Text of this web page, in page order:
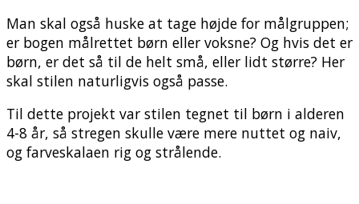
Man skal også huske at tage højde for målgruppen;
er bogen målrettet børn eller voksne? Og hvis det er
børn, er det så til de helt små, eller lidt større? Her
skal stilen naturligvis også passe.
Til dette projekt var stilen tegnet til børn i alderen
4-8 år, så stregen skulle være mere nuttet og naiv,
og farveskalaen rig og strålende.